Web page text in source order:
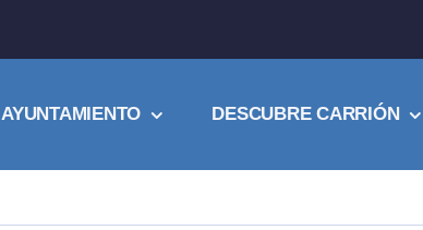
AYUNTAMIENTO DESCUBRE CARRIÓN